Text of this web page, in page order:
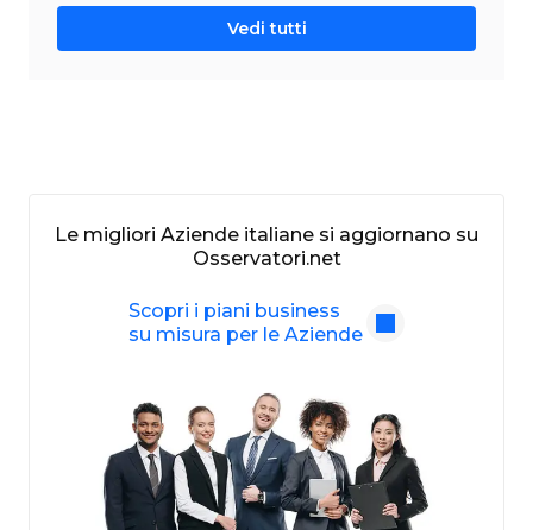
Vedi tutti
Le migliori Aziende italiane si aggiornano su
Osservatori.net
Scopri i piani business
su misura per le Aziende